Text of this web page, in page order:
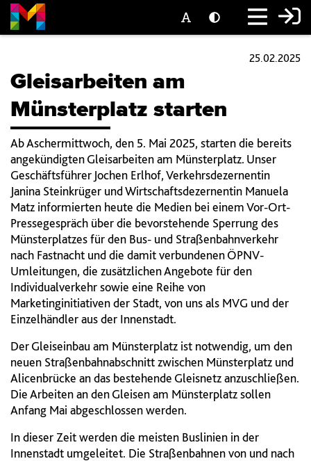
25.02.2025
Gleisarbeiten am
Münsterplatz starten
Ab Aschermittwoch, den 5. Mai 2025, starten die bereits
angekündigten Gleisarbeiten am Münsterplatz. Unser
Geschäftsführer Jochen Erlhof, Verkehrsdezernentin
Janina Steinkrüger und Wirtschaftsdezernentin Manuela
Matz informierten heute die Medien bei einem Vor-Ort-
Pressegespräch über die bevorstehende Sperrung des
Münsterplatzes für den Bus- und Straßenbahnverkehr
nach Fastnacht und die damit verbundenen ÖPNV-
Umleitungen, die zusätzlichen Angebote für den
Individualverkehr sowie eine Reihe von
Marketinginitiativen der Stadt, von uns als MVG und der
Einzelhändler aus der Innenstadt.
Der Gleiseinbau am Münsterplatz ist notwendig, um den
neuen Straßenbahnabschnitt zwischen Münsterplatz und
Alicenbrücke an das bestehende Gleisnetz anzuschließen.
Die Arbeiten an den Gleisen am Münsterplatz sollen
Anfang Mai abgeschlossen werden.
In dieser Zeit werden die meisten Buslinien in der
Innenstadt umgeleitet. Die Straßenbahnen von und nach